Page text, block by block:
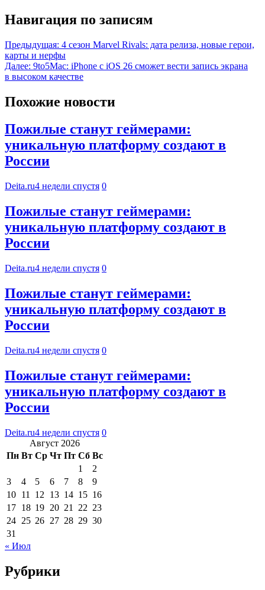
Навигация по записям
Предыдущая: 4 сезон Marvel Rivals: дата релиза, новые герои,
карты и нерфы
Далее: 9to5Mac: iPhone с iOS 26 сможет вести запись экрана
в высоком качестве
Похожие новости
Пожилые станут геймерами:
уникальную платформу создают в
России
Deita.ru4 недели спустя 0
Пожилые станут геймерами:
уникальную платформу создают в
России
Deita.ru4 недели спустя 0
Пожилые станут геймерами:
уникальную платформу создают в
России
Deita.ru4 недели спустя 0
Пожилые станут геймерами:
уникальную платформу создают в
России
Deita.ru4 недели спустя 0
Август 2026
Пн Вт Ср Чт Пт Сб Вс
1
2
3
4 5 6 7 8
9
10 11 12 13 14 15 16
17 18 19 20 21 22 23
24 25 26 27 28 29 30
31
« Июл
Рубрики